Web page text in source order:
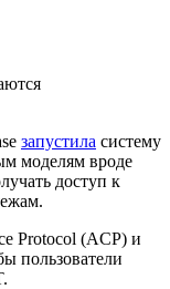
запустила систему
моделям вроде
доступ к
Protocol (ACP) и
пользователи